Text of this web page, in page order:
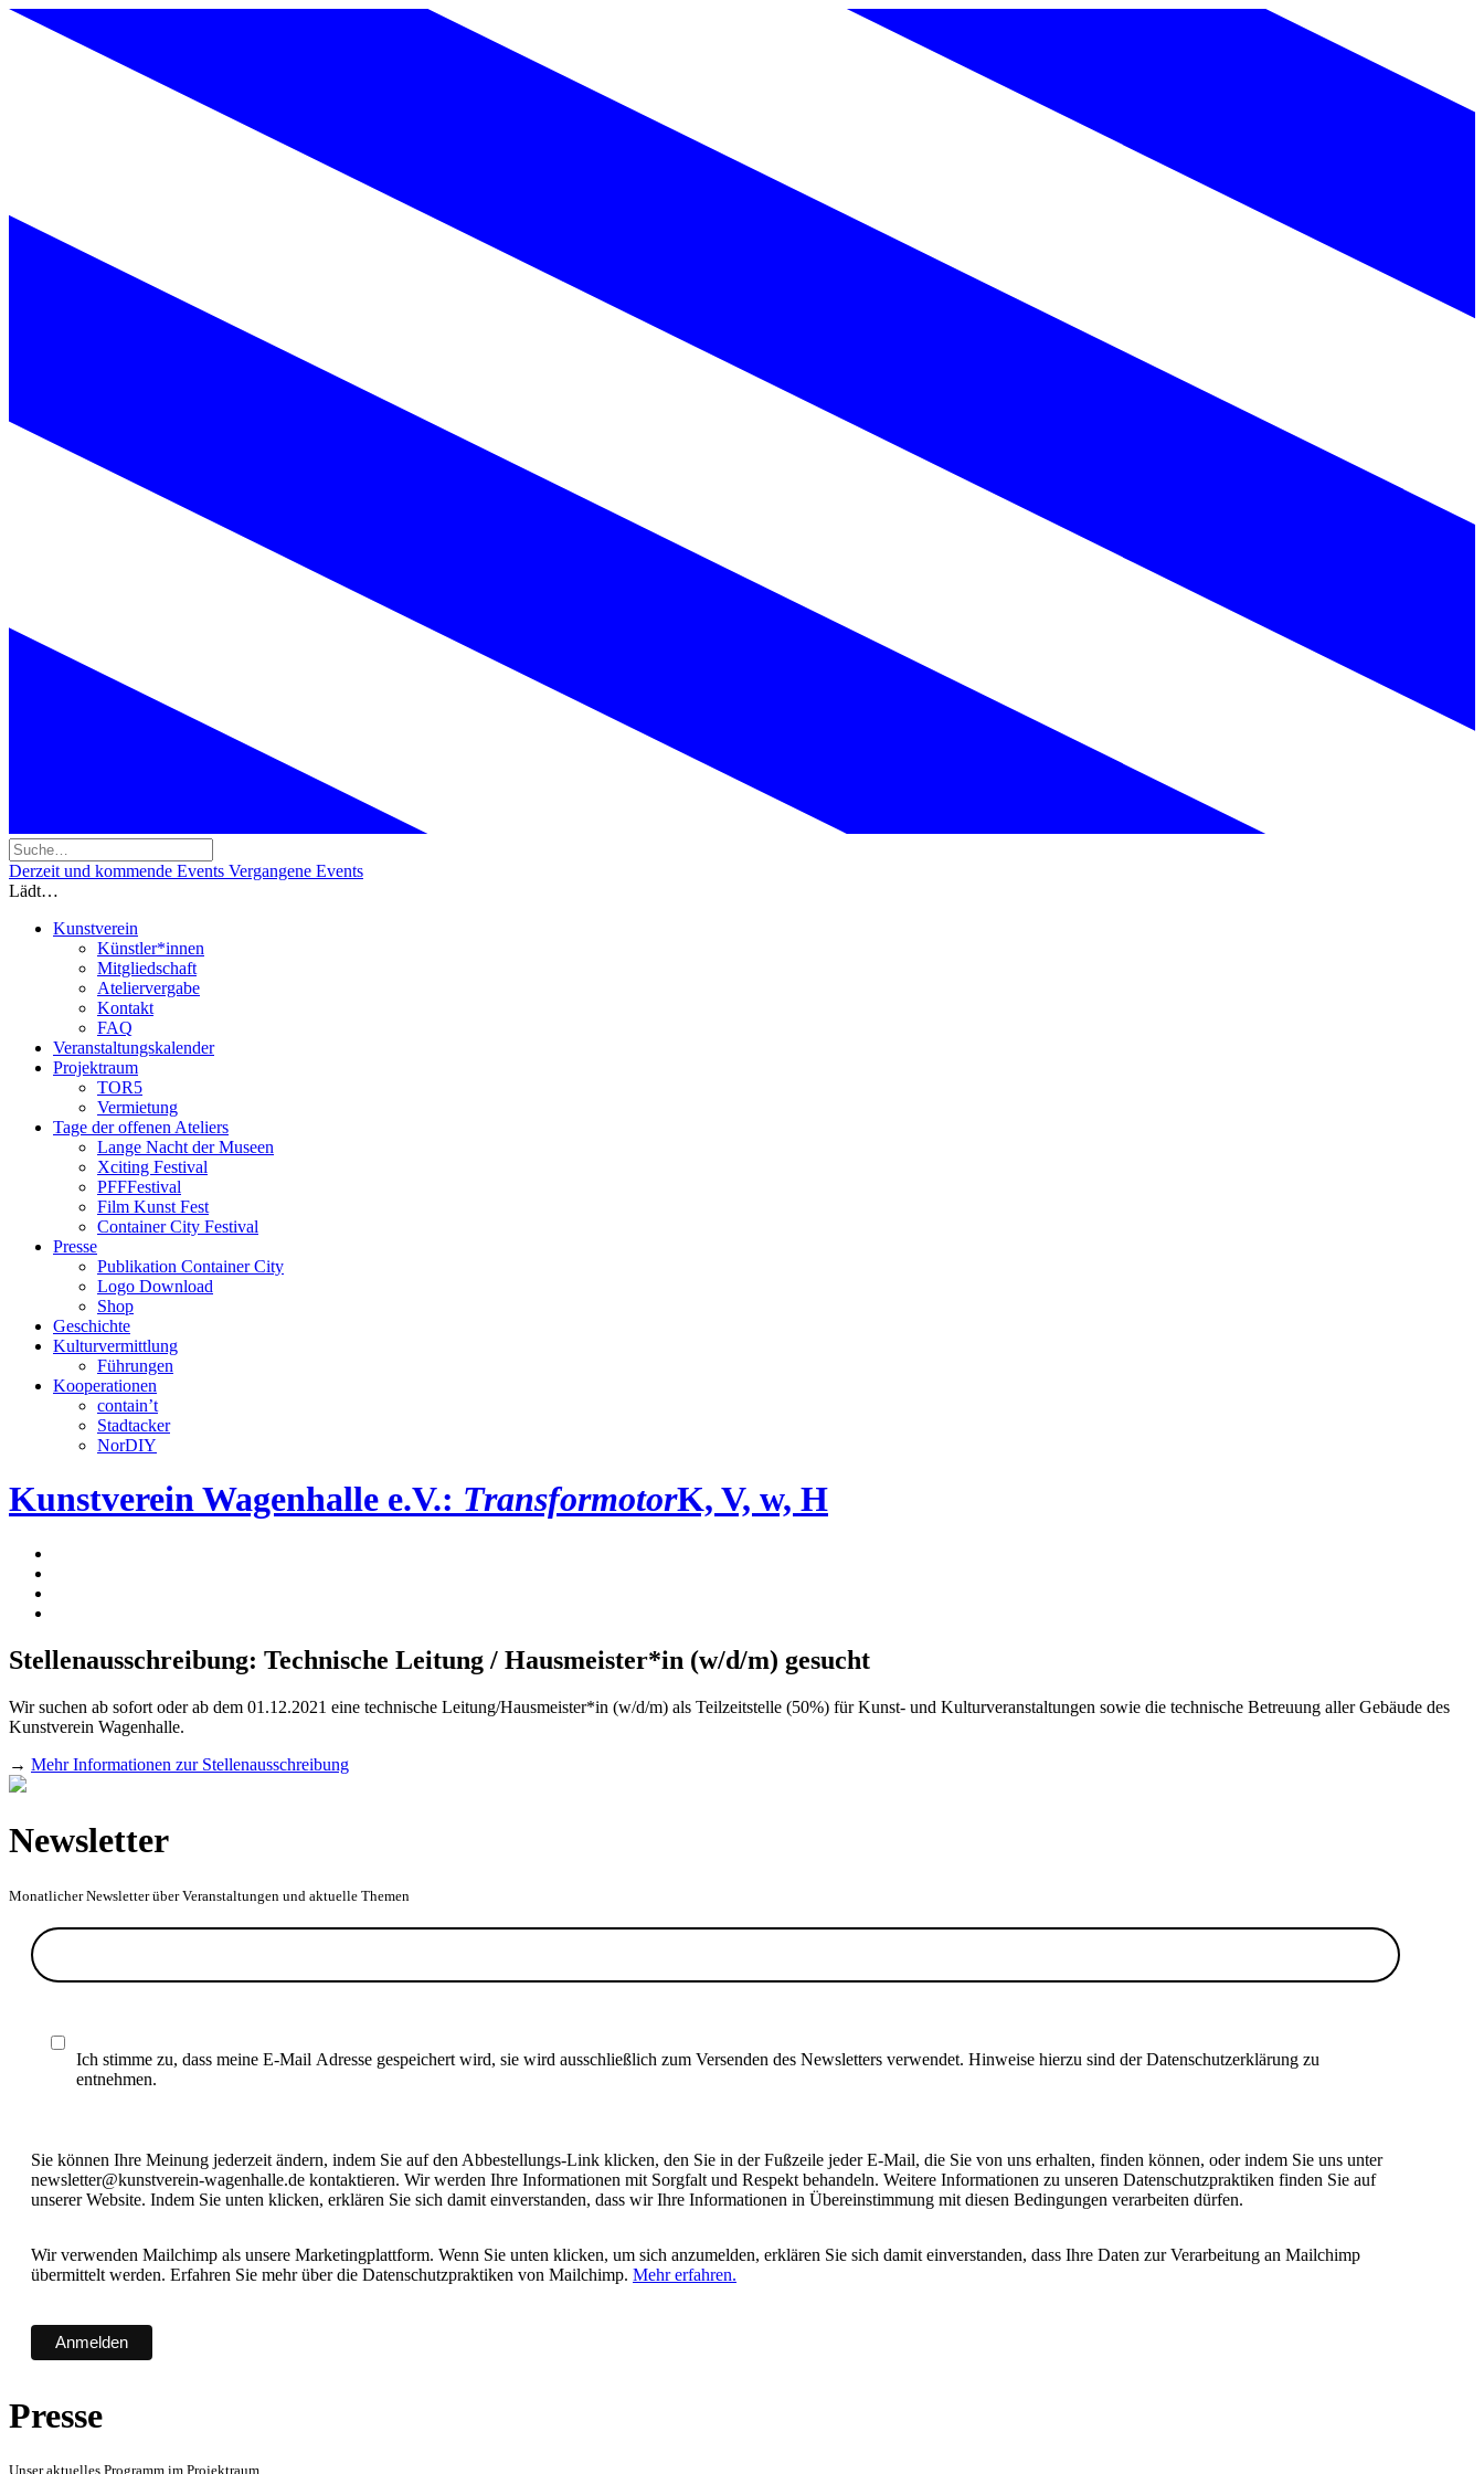
Derzeit und kommende Events Vergangene Events
Lädt…
Kunstverein
Künstler*innen
Mitgliedschaft
Ateliervergabe
Kontakt
FAQ
Veranstaltungskalender
Projektraum
TOR5
Vermietung
Tage der offenen Ateliers
Lange Nacht der Museen
Xciting Festival
PFFFestival
Film Kunst Fest
Container City Festival
Presse
Publikation Container City
Logo Download
Shop
Geschichte
Kulturvermittlung
Führungen
Kooperationen
contain’t
Stadtacker
NorDIY
Kunstverein Wagenhalle e.V.: TransformotorK, V, w, H
Stellenausschreibung: Technische Leitung / Hausmeister*in (w/d/m) gesucht
Wir suchen ab sofort oder ab dem 01.12.2021 eine technische Leitung/Hausmeister*in (w/d/m) als Teilzeitstelle (50%) für Kunst- und Kulturveranstaltungen sowie die technische Betreuung aller Gebäude des
Kunstverein Wagenhalle.
→ Mehr Informationen zur Stellenausschreibung
Newsletter
Monatlicher Newsletter über Veranstaltungen und aktuelle Themen
Ich stimme zu, dass meine E-Mail Adresse gespeichert wird, sie wird ausschließlich zum Versenden des Newsletters verwendet. Hinweise hierzu sind der Datenschutzerklärung zu
entnehmen.
Sie können Ihre Meinung jederzeit ändern, indem Sie auf den Abbestellungs-Link klicken, den Sie in der Fußzeile jeder E-Mail, die Sie von uns erhalten, finden können, oder indem Sie uns unter
newsletter@kunstverein-wagenhalle.de kontaktieren. Wir werden Ihre Informationen mit Sorgfalt und Respekt behandeln. Weitere Informationen zu unseren Datenschutzpraktiken finden Sie auf
unserer Website. Indem Sie unten klicken, erklären Sie sich damit einverstanden, dass wir Ihre Informationen in Übereinstimmung mit diesen Bedingungen verarbeiten dürfen.
Wir verwenden Mailchimp als unsere Marketingplattform. Wenn Sie unten klicken, um sich anzumelden, erklären Sie sich damit einverstanden, dass Ihre Daten zur Verarbeitung an Mailchimp
übermittelt werden. Erfahren Sie mehr über die Datenschutzpraktiken von Mailchimp. Mehr erfahren.
Presse
Unser aktuelles Programm im Projektraum